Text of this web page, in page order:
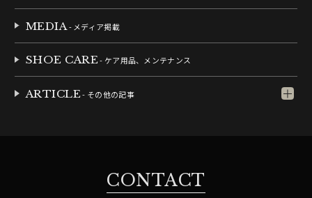
MEDIA- メディア掲載
SHOE CARE- ケア用品、メンテナンス
ARTICLE- その他の記事
CONTACT